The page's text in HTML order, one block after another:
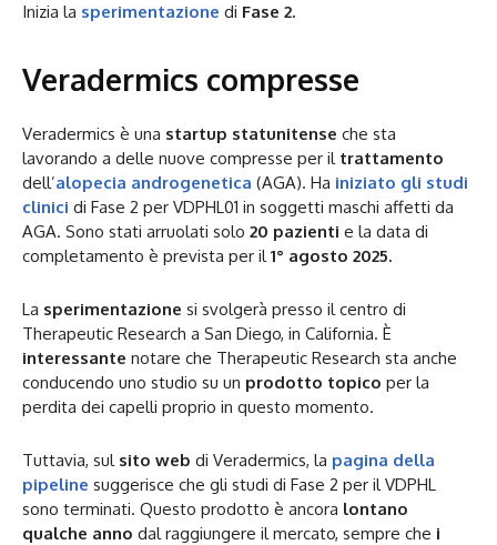
Inizia la sperimentazione di Fase 2.
Veradermics compresse
Veradermics è una startup statunitense che sta
lavorando a delle nuove compresse per il trattamento
dell’alopecia androgenetica (AGA). Ha iniziato gli studi
clinici di Fase 2 per VDPHL01 in soggetti maschi affetti da
AGA. Sono stati arruolati solo 20 pazienti e la data di
completamento è prevista per il1° agosto 2025.
La sperimentazione si svolgerà presso il centro di
Therapeutic Research a San Diego, in California. È
interessante notare che Therapeutic Research sta anche
conducendo uno studio su un prodotto topico per la
perdita dei capelli proprio in questo momento.
Tuttavia, sul sito web di Veradermics, la pagina della
pipeline suggerisce che gli studi di Fase 2 per il VDPHL
sono terminati. Questo prodotto è ancora lontano
qualche anno dal raggiungere il mercato, sempre che i